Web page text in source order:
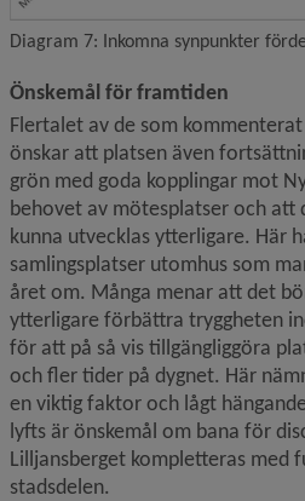
Diagram 7: Inkomna synpunkter
Önskemål för framtiden
Flertalet av de som
önskar att platsen även
grön med goda kopplingar mot
behovet av mötesplatser och att
kunna utvecklas ytterligare. Här
samlingsplatser utomhus som
året om. Många menar att det
ytterligare förbättra tryggheten
för att på så vis tillgängliggöra
och fler tider på dygnet. Här
en viktig faktor och lågt
lyfts är önskemål om bana för
Lilljansberget kompletteras med
stadsdelen.